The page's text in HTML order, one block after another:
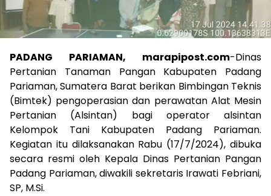
PADANG PARIAMAN, marapipost.com-Dinas
Pertanian Tanaman Pangan Kabupaten Padang
Pariaman, Sumatera Barat berikan Bimbingan Teknis
(Bimtek) pengoperasian dan perawatan Alat Mesin
Pertanian (Alsintan) bagi operator alsintan
Kelompok Tani Kabupaten Padang Pariaman.
Kegiatan itu dilaksanakan Rabu (17/7/2024), dibuka
secara resmi oleh Kepala Dinas Pertanian Pangan
Padang Pariaman, diwakili sekretaris Irawati Febriani,
SP, M.Si.